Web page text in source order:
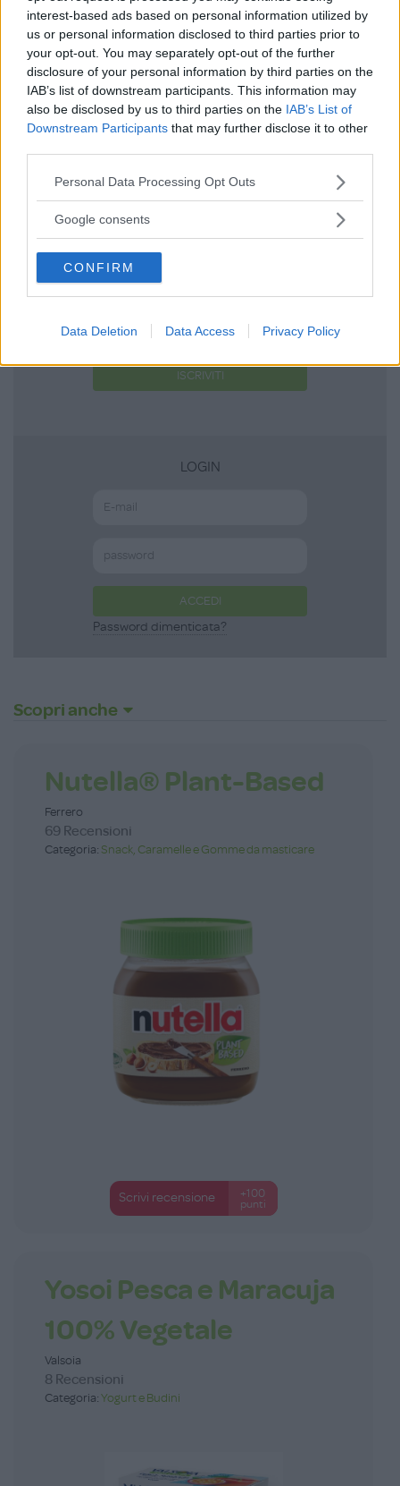
interest-based ads based on personal information utilized by
us or personal information disclosed to third parties prior to
your opt-out. You may separately opt-out of the further
disclosure of your personal information by third parties on the
IAB’s list of downstream participants. This information may
also be disclosed by us to third parties on the IAB’s List of
Downstream Participants that may further disclose it to other
Please note that this website/app uses one or more Google
not limited to your visit or usage behaviour. You may click to
use your data for below specified purposes in below Google
consent section.
Personal Data Processing Opt Outs
Google consents
CONFIRM
Data Deletion Data Access Privacy Policy
Utile
0)
Guarda tutte le opinioni degli utenti
Effettua l'accesso per scrivere una recensione
MammacheTest?
ISCRIVITI
LOGIN
ACCEDI
Password dimenticata?
Scopri anche
Nutella® Plant-Based
Ferrero
69 Recensioni
Categoria: Snack, Caramelle e Gomme da masticare
Scrivi recensione
+100
punti
Yosoi Pesca e Maracuja
100% Vegetale
Valsoia
8 Recensioni
Categoria:Yogurt e Budini